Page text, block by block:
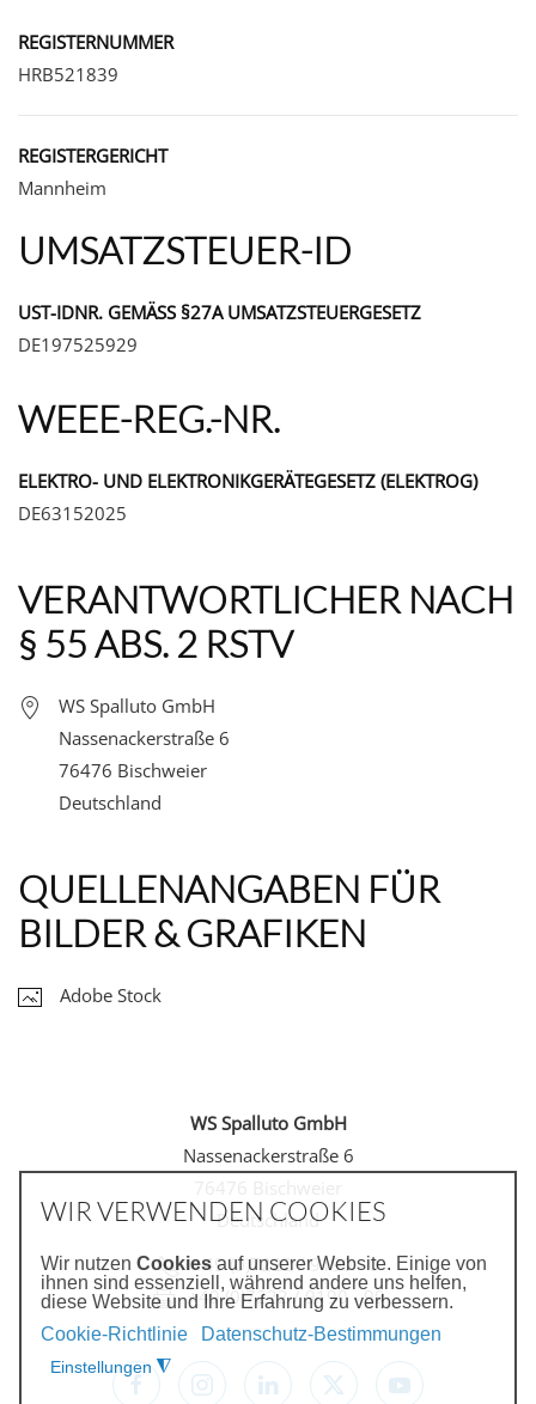
WIR VERWENDEN COOKIES
Wir nutzen Cookies auf unserer Website. Einige von
ihnen sind essenziell, während andere uns helfen,
diese Website und Ihre Erfahrung zu verbessern.
Cookie-Richtlinie
Datenschutz-Bestimmungen
Einstellungen ◮
REGISTERNUMMER
HRB521839
REGISTERGERICHT
Mannheim
UMSATZSTEUER-ID
UST-IDNR. GEMÄSS §27A UMSATZSTEUERGESETZ
DE197525929
WEEE-REG.-NR.
ELEKTRO- UND ELEKTRONIKGERÄTEGESETZ (ELEKTROG)
DE63152025
VERANTWORTLICHER NACH
§ 55 ABS. 2 RSTV
WS Spalluto GmbH
Nassenackerstraße 6
76476 Bischweier
Deutschland
QUELLENANGABEN FÜR
BILDER & GRAFIKEN
Adobe Stock
WS Spalluto GmbH
Nassenackerstraße 6
Deutschland
+49 (0)7222 / 9190 - 0
+49 (0)7222 / 9190 - 99